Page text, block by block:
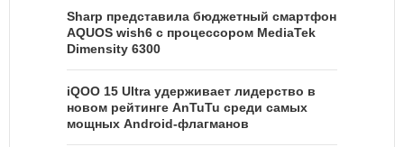
Sharp представила бюджетный смартфон
AQUOS wish6 с процессором MediaTek
Dimensity 6300
iQOO 15 Ultra удерживает лидерство в
новом рейтинге AnTuTu среди самых
мощных Android-флагманов